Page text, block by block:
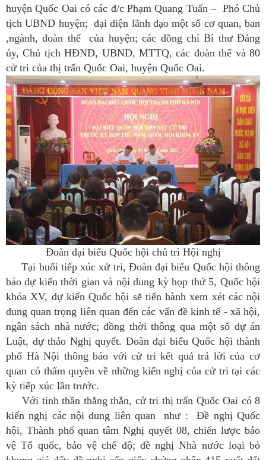
huyện Quốc Oai có các đ/c Phạm Quang Tuấn – Phó Chủ
tịch UBND huyện; đại diện lãnh đạo một số cơ quan, ban
,ngành, đoàn thể của huyện; các đồng chí Bí thư Đảng
ủy, Chủ tịch HĐND, UBND, MTTQ, các đoàn thể và 80
cử tri của thị trấn Quốc Oai, huyện Quốc Oai.
Đoàn đại biểu Quốc hội chủ trì Hội nghị
Tại buổi tiếp xúc xử tri, Đoàn đại biểu Quốc hội thông
báo dự kiến thời gian và nội dung kỳ họp thứ 5, Quốc hội
khóa XV, dự kiến Quốc hội sẽ tiến hành xem xét các nội
dung quan trọng liên quan đến các vấn đề kinh tế - xã hội,
ngân sách nhà nước; đồng thời thông qua một số dự án
Luật, dự thảo Nghị quyết. Đoàn đại biểu Quốc hội thành
phố Hà Nội thông báo với cử tri kết quả trả lời của cơ
quan có thẩm quyền về những kiến nghị của cử tri tại các
kỳ tiếp xúc lần trước.
Với tinh thần thẳng thắn, cử tri thị trấn Quốc Oai có 8
kiến nghị các nội dung liên quan như : Đề nghị Quốc
hội, Thành phố quan tâm Nghị quyết 08, chiến lược bảo
vệ Tổ quốc, bảo vệ chế độ; đề nghị Nhà nước loại bỏ